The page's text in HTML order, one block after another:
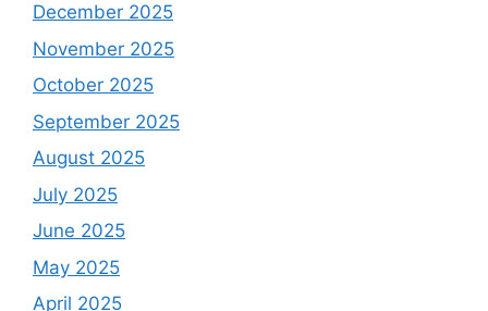
December 2025
November 2025
October 2025
September 2025
August 2025
July 2025
June 2025
May 2025
April 2025